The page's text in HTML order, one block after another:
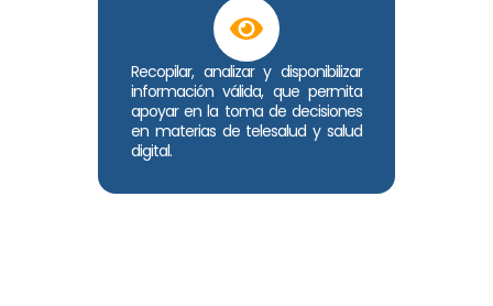
Recopilar, analizar y disponibilizar
información válida, que permita
apoyar en la toma de decisiones
en materias de telesalud y salud
digital.